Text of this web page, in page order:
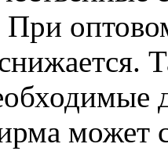
может